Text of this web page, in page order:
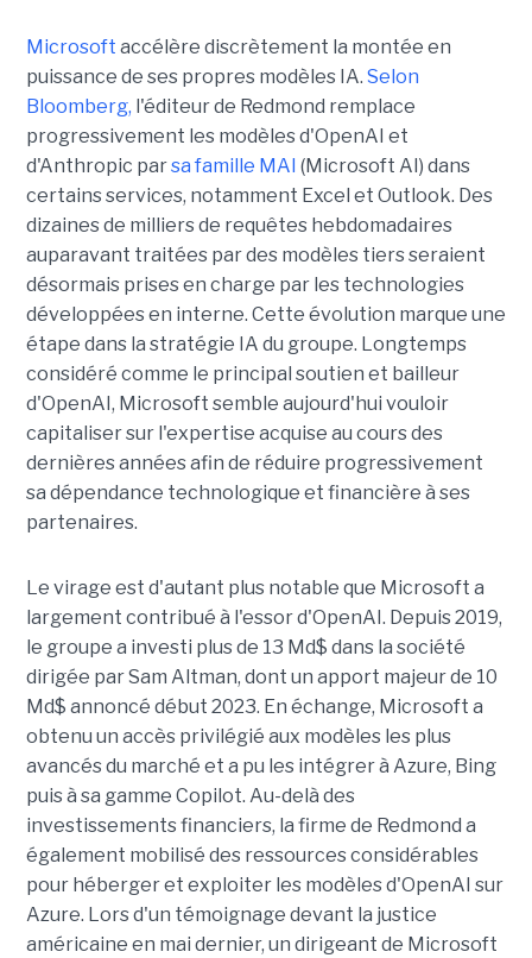
Microsoft accélère discrètement la montée en
puissance de ses propres modèles IA. Selon
Bloomberg, l'éditeur de Redmond remplace
progressivement les modèles d'OpenAI et
d'Anthropic parsa famille MAI (Microsoft AI) dans
certains services, notamment Excel et Outlook. Des
dizaines de milliers de requêtes hebdomadaires
auparavant traitées par des modèles tiers seraient
désormais prises en charge par les technologies
développées en interne. Cette évolution marque une
étape dans la stratégie IA du groupe. Longtemps
considéré comme le principal soutien et bailleur
d'OpenAI, Microsoft semble aujourd'hui vouloir
capitaliser sur l'expertise acquise au cours des
dernières années afin de réduire progressivement
sa dépendance technologique et financière à ses
partenaires.
Le virage est d'autant plus notable que Microsoft a
largement contribué à l'essor d'OpenAI. Depuis 2019,
le groupe a investi plus de 13 Md$ dans la société
dirigée par Sam Altman, dont un apport majeur de 10
Md$ annoncé début 2023. En échange, Microsoft a
obtenu un accès privilégié aux modèles les plus
avancés du marché et a pu les intégrer à Azure, Bing
puis à sa gamme Copilot. Au-delà des
investissements financiers, la firme de Redmond a
également mobilisé des ressources considérables
pour héberger et exploiter les modèles d'OpenAI sur
Azure. Lors d'un témoignage devant la justice
américaine en mai dernier, un dirigeant de Microsoft